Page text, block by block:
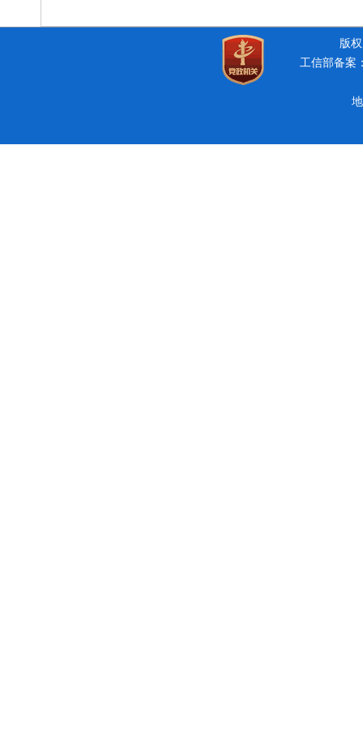
版
工信部备案